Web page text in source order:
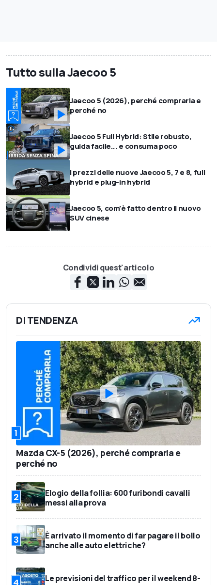
Tutto sulla Jaecoo 5
Jaecoo 5 (2026), perché comprarla e
perché no
Jaecoo 5 Full Hybrid: Stile robusto,
guida facile... e consuma poco
I prezzi delle nuove Jaecoo 5, 7 e 8, full
hybrid e plug-in hybrid
Jaecoo 5, com'è fatto dentro il nuovo
SUV cinese
Condividi quest'articolo
DI TENDENZA
1
Mazda CX-5 (2026), perché comprarla e
perché no
2
Elogio della follia: 600 furibondi cavalli
messi alla prova
3
È arrivato il momento di far pagare il bollo
anche alle auto elettriche?
4
Le previsioni del traffico per il weekend 8-